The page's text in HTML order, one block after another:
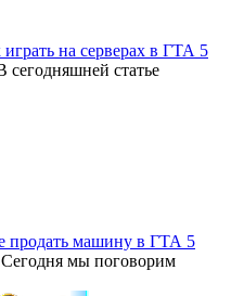
на серверах в ГТА 5
сегодняшней статье
продать машину в ГТА 5
Сегодня мы поговорим